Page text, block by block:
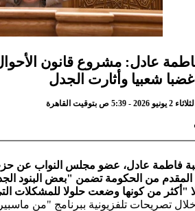
فاطمة عادل: مشروع قانون
شعبيا وأثارت الجدل
ص بتوقيت القاهرة
فاطمة عادل، عضو مجلس النواب عن
من الحكومة تضمن "بعض البنود
"أكثر من كونها وضعت حلولا للمشكلات
تصريحات تلفزيونية ببرنامج "من